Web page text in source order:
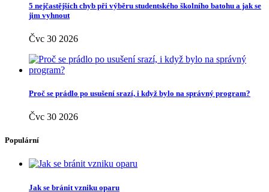
5 nejčastějších chyb při výběru studentského školního batohu a jak se
jim vyhnout
Čvc 30 2026
Proč se prádlo po usušení srazí, i když bylo na správný program?
Čvc 30 2026
Populární
Jak se bránit vzniku oparu